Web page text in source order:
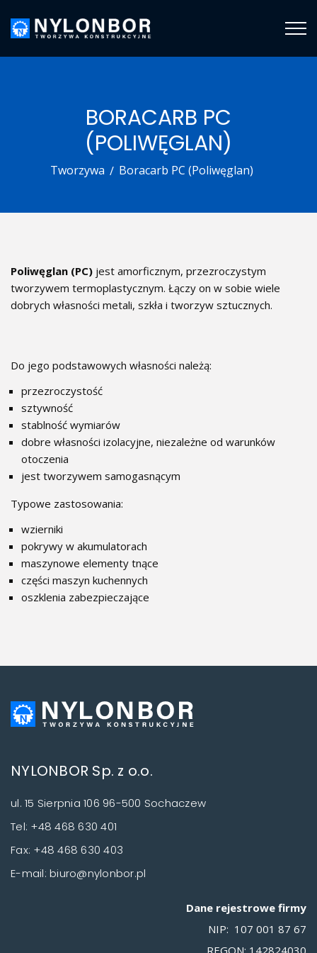
BORACARB PC
(POLIWĘGLAN)
Tworzywa Boracarb PC (Poliwęglan)
Poliwęglan (PC) jest amorficznym, przezroczystym
tworzywem termoplastycznym. Łączy on w sobie wiele
dobrych własności metali, szkła i tworzyw sztucznych.
Do jego podstawowych własności należą:
przezroczystość
sztywność
stablność wymiarów
dobre własności izolacyjne, niezależne od warunków
otoczenia
jest tworzywem samogasnącym
Typowe zastosowania:
wzierniki
pokrywy w akumulatorach
maszynowe elementy tnące
części maszyn kuchennych
oszklenia zabezpieczające
NYLONBOR Sp. z o.o.
ul. 15 Sierpnia 106 96-500 Sochaczew
Tel: +48 468 630 401
Fax: +48 468 630 403
E-mail: biuro@nylonbor.pl
Dane rejestrowe firmy
NIP: 107 001 87 67
REGON: 142824030